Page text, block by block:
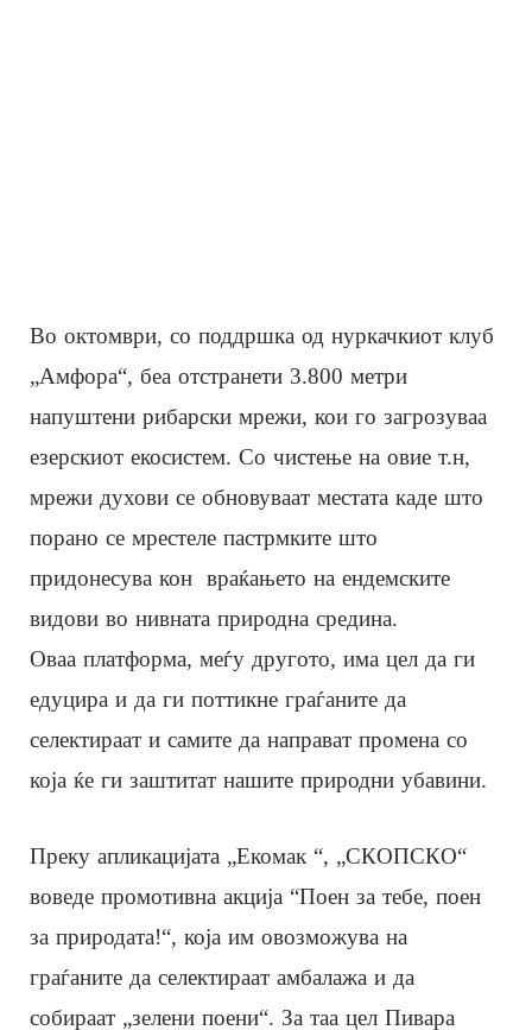
Во октомври, со поддршка од нуркачкиот клуб
„Амфора“, беа отстранети 3.800 метри
напуштени рибарски мрежи, кои го загрозуваа
езерскиот екосистем. Со чистење на овие т.н,
мрежи духови се обновуваат местата каде што
порано се мрестеле пастрмките што
придонесува кон враќањето на ендемските
видови во нивната природна средина.
Оваа платформа, меѓу другото, има цел да ги
едуцира и да ги поттикне граѓаните да
селектираат и самите да направат промена со
која ќе ги заштитат нашите природни убавини.
Преку апликацијата „Екомак “, „СКОПСКО“
воведе промотивна акција “Поен за тебе, поен
за природата!“, која им овозможува на
граѓаните да селектираат амбалажа и да
собираат „зелени поени“. За таа цел Пивара